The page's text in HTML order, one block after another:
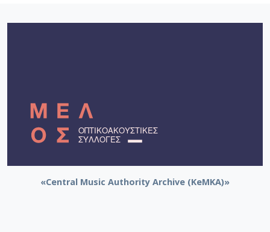
«Central Music Authority Archive (KeMKA)»